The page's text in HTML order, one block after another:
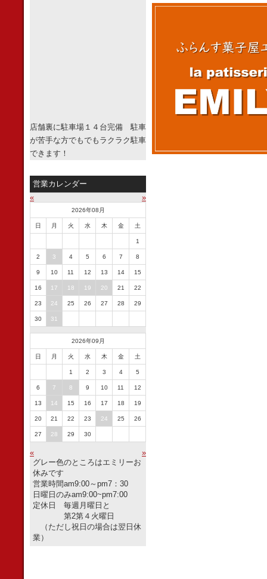
店舗裏に駐車場１４台完備 駐車
が苦手な方でもでもラクラク駐車
できます！
営業カレンダー
«
»
2026年08月
日 月 火 水 木 金 土
1
2 3 4 5 6 7 8
9 10 11 12 13 14 15
16 17 18 19 20 21 22
23 24 25 26 27 28 29
30 31
2026年09月
日 月 火 水 木 金 土
1 2 3 4 5
6 7 8 9 10 11 12
13 14 15 16 17 18 19
20 21 22 23 24 25 26
27 28 29 30
«
»
グレー色のところはエミリーお
休みです
営業時間am9:00～pm7：30
日曜日のみam9:00~pm7:00
定休日 毎週月曜日と
第2第４火曜日
（ただし祝日の場合は翌日休
業）